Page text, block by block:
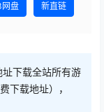
盘 新直链
下载全站所有游
下载地址），